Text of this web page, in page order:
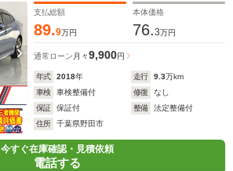
支払総額
89.9万円
本体価格
76.3万円
通常ローン 月々9,900円
年式 2018年 走行 9.3万km
車検
車検整備付 修復
なし
保証
保証付 整備
法定整備付
住所
千葉県野田市
今すぐ在庫確認・見積依頼
電話する